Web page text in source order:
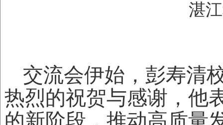
湛
交流会伊始，彭寿清
热烈的祝贺与感谢，他